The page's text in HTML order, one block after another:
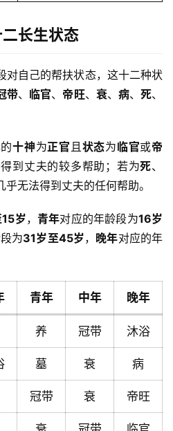
长生状态
对自己的帮扶状态，这十二种状
带、 临官、 帝旺、 衰、 病、死、
十神为正官且状态为临官或帝
到丈夫的较多帮助；若为死、
无法得到丈夫的任何帮助。
岁，青年对应的年龄段为16岁
为31岁至45岁， 晚年对应的年
青年 中年 晚年
养 冠带 沐浴
墓 衰 病
冠带 衰 帝旺